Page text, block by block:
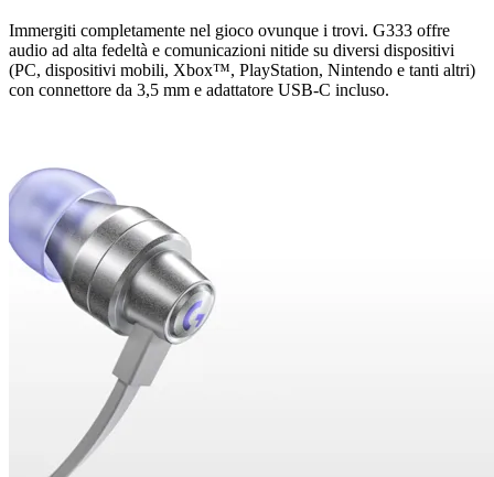
Immergiti completamente nel gioco ovunque i trovi. G333 offre
audio ad alta fedeltà e comunicazioni nitide su diversi dispositivi
(PC, dispositivi mobili, Xbox™, PlayStation, Nintendo e tanti altri)
con connettore da 3,5 mm e adattatore USB-C incluso.